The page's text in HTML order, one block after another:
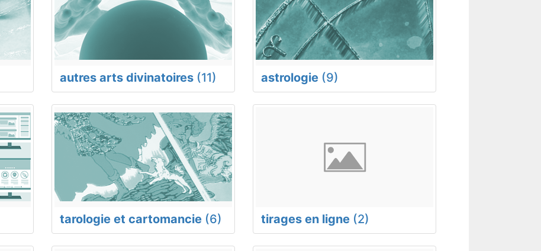
autres arts divinatoires (11) astrologie (9)
tarologie et cartomancie (6) tirages en ligne (2)